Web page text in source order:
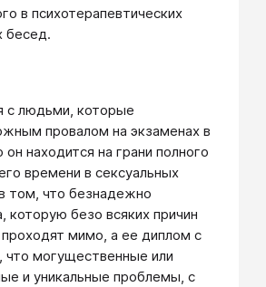
в психотерапевтических
бесед.
с людьми, которые
провалом на экзаменах в
находится на грани полного
времени в сексуальных
том, что безнадежно
которую безо всяких причин
мимо, а ее диплом с
могущественные или
и уникальные проблемы, с